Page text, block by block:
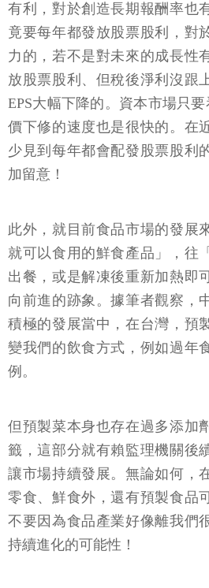
有利，對於創造長期報酬率也
竟要每年都發放股票股利，對
力的，若不是對未來的成長性
放股票股利、但稅後淨利沒跟
EPS大幅下降的。資本市場只
價下修的速度也是很快的。在
少見到每年都會配發股票股利
加留意！
此外，就目前食品市場的發展
就可以食用的鮮食產品」，往
出餐，或是解凍後重新加熱即
向前進的跡象。據筆者觀察，
積極的發展當中，在台灣，預
變我們的飲食方式，例如過年
例。
但預製菜本身也存在過多添加
籤，這部分就有賴監理機關後
讓市場持續發展。無論如何，
零食、鮮食外，還有預製食品
不要因為食品產業好像離我們
持續進化的可能性！